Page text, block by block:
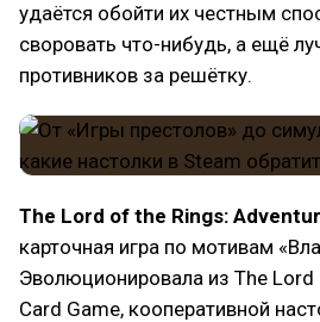
удаётся обойти их честным
своровать что-нибудь, а ещё
противников за решётку.
The Lord of the Rings:
карточная игра по мотивам
Эволюционировала из The Lord
Card Game, кооперативной